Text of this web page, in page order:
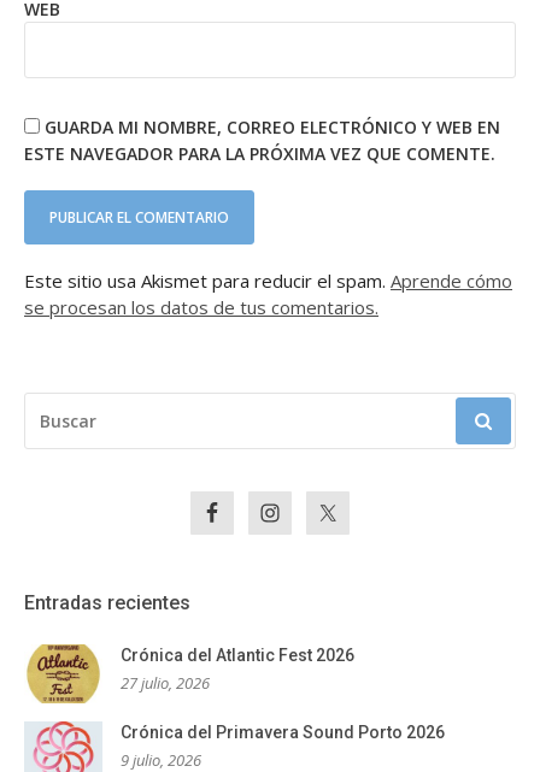
WEB
GUARDA MI NOMBRE, CORREO ELECTRÓNICO Y WEB EN
ESTE NAVEGADOR PARA LA PRÓXIMA VEZ QUE COMENTE.
Este sitio usa Akismet para reducir el spam. Aprende cómo
se procesan los datos de tus comentarios.
Entradas recientes
Crónica del Atlantic Fest 2026
27 julio, 2026
Crónica del Primavera Sound Porto 2026
9 julio, 2026